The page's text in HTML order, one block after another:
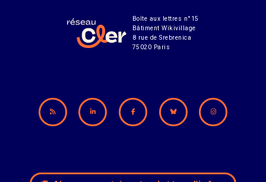
Boîte aux lettres n°15
Bâtiment Wikivillage
8 rue de Srebrenica
75020 Paris